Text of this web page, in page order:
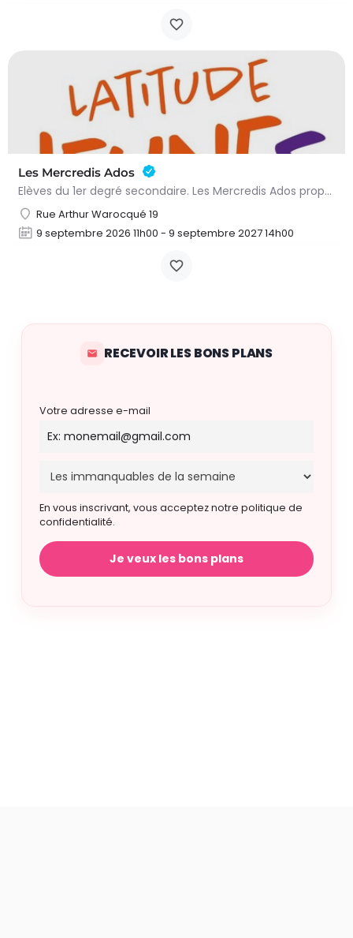
Les Mercredis Ados
Elèves du 1er degré secondaire. Les Mercredis Ados proposent, aux jeunes, un accompagnement scolaire et une…
Rue Arthur Warocqué 19
9 septembre 2026 11h00 - 9 septembre 2027 14h00
RECEVOIR LES BONS PLANS
Votre adresse e-mail
En vous inscrivant, vous acceptez notre politique de
confidentialité.